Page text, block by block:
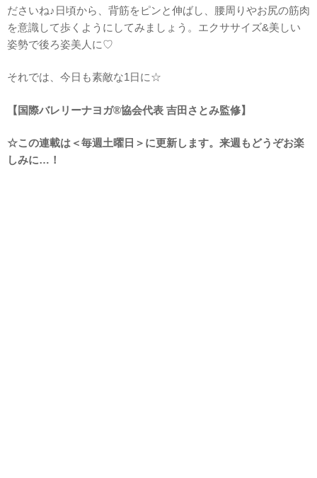
ださいね♪日頃から、背筋をピンと伸ばし、腰周りやお尻の筋肉
を意識して歩くようにしてみましょう。エクササイズ&美しい
姿勢で後ろ姿美人に♡
それでは、今日も素敵な1日に☆
【国際バレリーナヨガ®協会代表 吉田さとみ監修】
☆この連載は＜毎週土曜日＞に更新します。来週もどうぞお楽
しみに…！